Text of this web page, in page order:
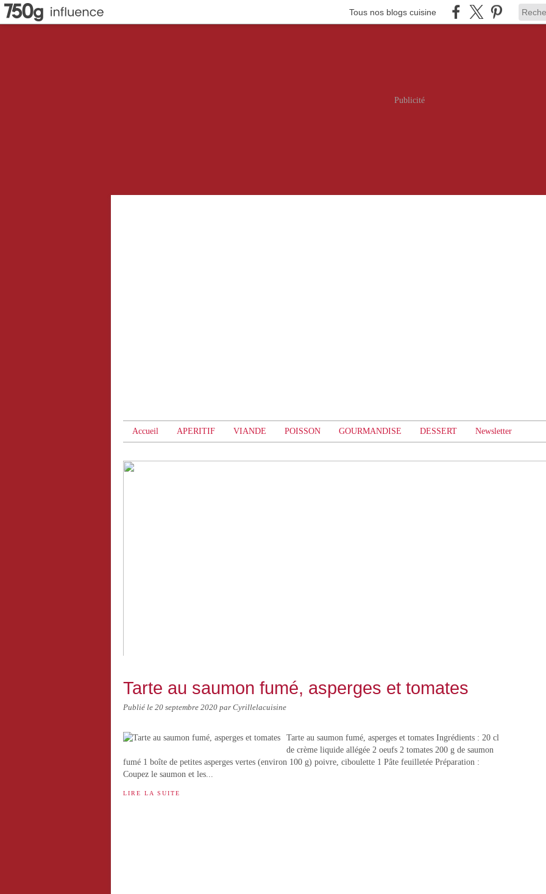
Tous nos blogs cuisine
Publicité
Accueil APERITIF VIANDE POISSON GOURMANDISE DESSERT Newsletter
Tarte au saumon fumé, asperges et tomates
Publié le 20 septembre 2020 par Cyrillelacuisine
Tarte au saumon fumé, asperges et tomates Ingrédients : 20 cl
de crème liquide allégée 2 oeufs 2 tomates 200 g de saumon
fumé 1 boîte de petites asperges vertes (environ 100 g) poivre, ciboulette 1 Pâte feuilletée Préparation :
Coupez le saumon et les...
LIRE LA SUITE